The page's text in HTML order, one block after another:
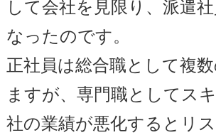
して会社を見限り、派遣
なったのです。
正社員は総合職として複
ますが、専門職としてス
社の業績が悪化するとリ